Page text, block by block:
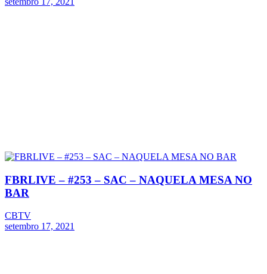
FBRLIVE – #253 – SAC – NAQUELA MESA NO
BAR
CBTV
setembro 17, 2021